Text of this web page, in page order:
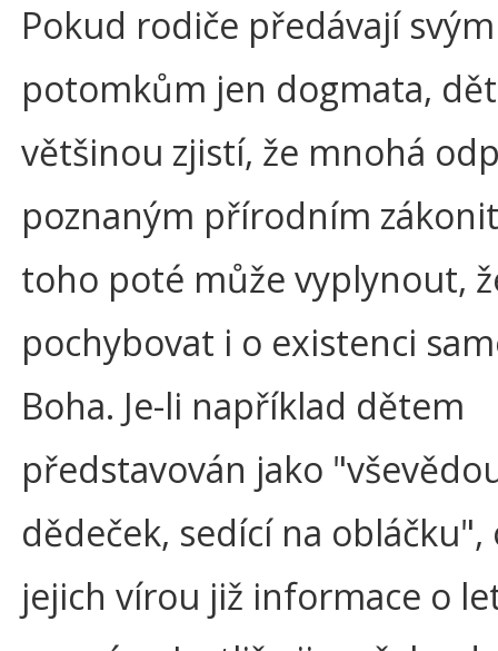
Pokud rodiče předávají svým
potomkům jen dogmata,
většinou zjistí, že mnohá
poznaným přírodním
toho poté může vyplynout,
pochybovat i o existenci
Boha. Je-li například dětem
představován jako
dědeček, sedící na
jejich vírou již informace o